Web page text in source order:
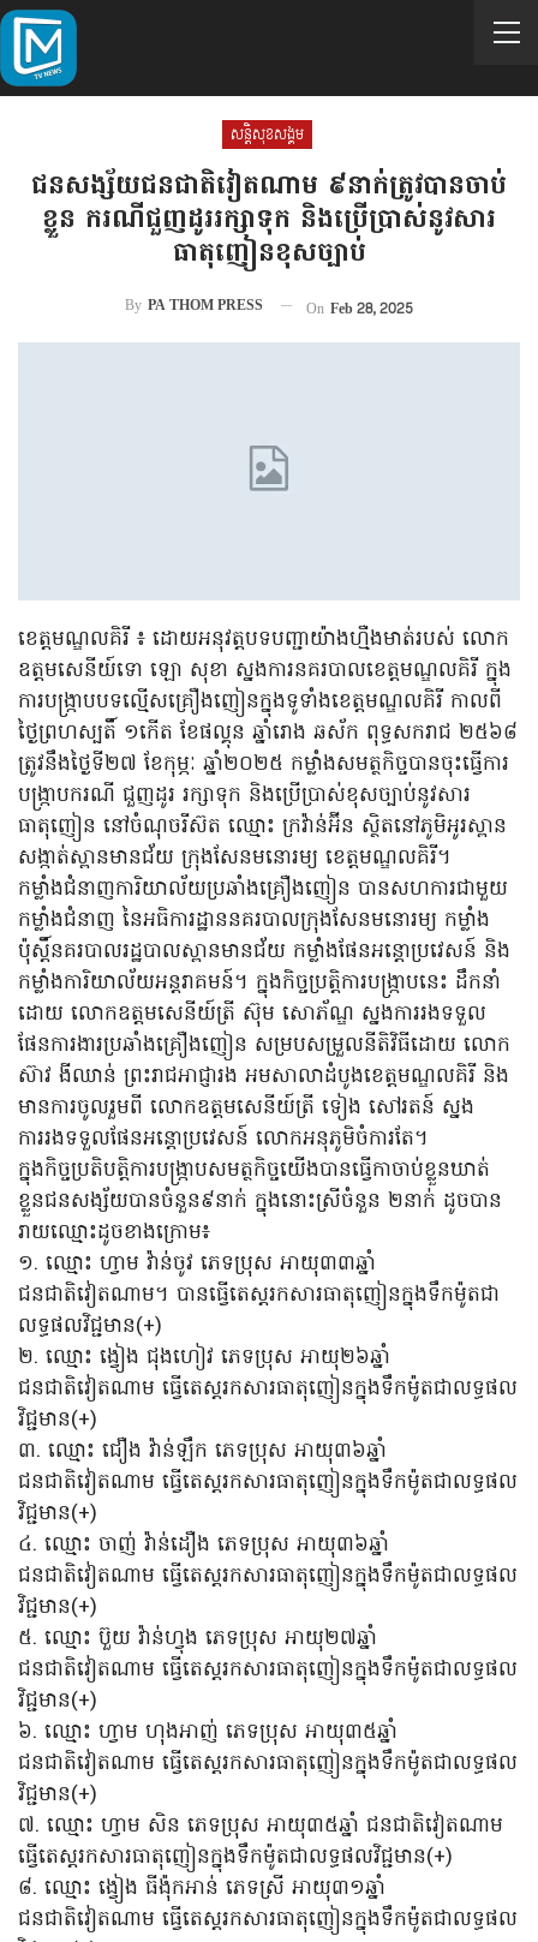
សន្តិសុខសង្គម
ជនសង្ស័យជនជាតិវៀតណាម ៩នាក់ត្រូវបានចាប់
ខ្លួន ករណីជួញដូររក្សាទុក និងប្រើប្រាស់នូវសារ
ធាតុញៀនខុសច្បាប់
By PA THOM PRESS On Feb 28, 2025
ខេត្តមណ្ឌលគិរី ៖ ដោយអនុវត្តបទបញ្ជាយ៉ាងហ្មឺងមាត់របស់ លោក
ឧត្តមសេនីយ៍ទោ ឡោ សុខា ស្នងការនគរបាលខេត្តមណ្ឌលគិរី ក្នុង
ការបង្រ្កាបបទល្មើសគ្រឿងញៀនក្នុងទូទាំងខេត្តមណ្ឌលគិរី កាលពី
ថ្ងៃព្រហស្បតិ៍ ១កើត ខែផល្គុន ឆ្នាំរោង ឆស័ក ពុទ្ធសករាជ ២៥៦៨
ត្រូវនឹងថ្ងៃទី២៧ ខែកុម្ភៈ ឆ្នាំ២០២៥ កម្លាំងសមត្ថកិច្ចបានចុះធ្វើការ
បង្ក្រាបករណី ជួញដូរ រក្សាទុក និងប្រើប្រាស់ខុសច្បាប់នូវសារ
ធាតុញៀន នៅចំណុចរីស៊ត ឈ្មោះ ក្រវ៉ាន់អ៊ីន ស្ថិតនៅភូមិអូរស្ពាន
សង្កាត់ស្ពានមានជ័យ ក្រុងសែនមនោរម្យ ខេត្តមណ្ឌលគិរី។
កម្លាំងជំនាញការិយាល័យប្រឆាំងគ្រឿងញៀន បានសហការជាមួយ
កម្លាំងជំនាញ នៃអធិការដ្ឋាននគរបាលក្រុងសែនមនោរម្យ កម្លាំង
ប៉ុស្ដិ៍នគរបាលរដ្ឋបាលស្ពានមានជ័យ កម្លាំងផែនអន្តោប្រវេសន៍ និង
កម្លាំងការិយាល័យអន្តរាគមន៍។ ក្នុងកិច្ចប្រត្តិការបង្រ្កាបនេះ ដឹកនាំ
ដោយ លោកឧត្តមសេនីយ៍ត្រី ស៊ុម សោភ័ណ្ឌ ស្នងការរងទទួល
ផែនការងារប្រឆាំងគ្រឿងញៀន សម្របសម្រួលនីតិវិធីដោយ លោក
ស៊ាវ ងីឈាន់ ព្រះរាជអាជ្ញារង អមសាលាដំបូងខេត្តមណ្ឌលគិរី និង
មានការចូលរួមពី លោកឧត្តមសេនីយ៍ត្រី ទៀង សៅរតន៍ ស្នង
ការរងទទួលផែនអន្តោប្រវេសន៍ លោកអនុភូមិចំការតែ។
ក្នុងកិច្ចប្រតិបត្តិការបង្ក្រាបសមត្ថកិច្ចយើងបានធ្វើកាចាប់ខ្លួនឃាត់
ខ្លួនជនសង្ស័យបានចំនួន៩នាក់ ក្នុងនោះស្រីចំនួន ២នាក់ ដូចបាន
រាយឈ្មោះដូចខាងក្រោម៖
១. ឈ្មោះ ហ្វាម វ៉ាន់ចូវ ភេទប្រុស អាយុ៣៣ឆ្នាំ
ជនជាតិវៀតណាម។ បានធ្វើតេស្តរកសារធាតុញៀនក្នុងទឹកម៉ូតជា
លទ្ធផលវិជ្ជមាន(+)
២. ឈ្មោះ ង្វៀង ជុងហៀវ ភេទប្រុស អាយុ២៦ឆ្នាំ
ជនជាតិវៀតណាម ធ្វើតេស្តរកសារធាតុញៀនក្នុងទឹកម៉ូតជាលទ្ធផល
វិជ្ជមាន(+)
៣. ឈ្មោះ ជឿង វ៉ាន់ឡឹក ភេទប្រុស អាយុ៣៦ឆ្នាំ
ជនជាតិវៀតណាម ធ្វើតេស្តរកសារធាតុញៀនក្នុងទឹកម៉ូតជាលទ្ធផល
វិជ្ជមាន(+)
៤. ឈ្មោះ ចាញ់ វ៉ាន់ដឿង ភេទប្រុស អាយុ៣៦ឆ្នាំ
ជនជាតិវៀតណាម ធ្វើតេស្តរកសារធាតុញៀនក្នុងទឹកម៉ូតជាលទ្ធផល
វិជ្ជមាន(+)
៥. ឈ្មោះ ប៊ួយ វ៉ាន់ហ្វុង ភេទប្រុស អាយុ២៧ឆ្នាំ
ជនជាតិវៀតណាម ធ្វើតេស្តរកសារធាតុញៀនក្នុងទឹកម៉ូតជាលទ្ធផល
វិជ្ជមាន(+)
៦. ឈ្មោះ ហ្វាម ហុងអាញ់ ភេទប្រុស អាយុ៣៥ឆ្នាំ
ជនជាតិវៀតណាម ធ្វើតេស្តរកសារធាតុញៀនក្នុងទឹកម៉ូតជាលទ្ធផល
វិជ្ជមាន(+)
៧. ឈ្មោះ ហ្វាម សិន ភេទប្រុស អាយុ៣៥ឆ្នាំ ជនជាតិវៀតណាម
ធ្វើតេស្តរកសារធាតុញៀនក្នុងទឹកម៉ូតជាលទ្ធផលវិជ្ជមាន(+)
៨. ឈ្មោះ ង្វៀង ធីង៉ុកអាន់ ភេទស្រី អាយុ៣១ឆ្នាំ
ជនជាតិវៀតណាម ធ្វើតេស្តរកសារធាតុញៀនក្នុងទឹកម៉ូតជាលទ្ធផល